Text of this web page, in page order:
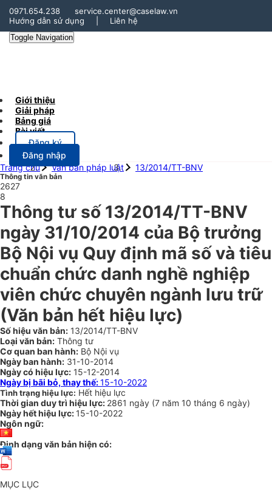
0971.654.238
service.center@caselaw.vn
Hướng dẫn sử dụng
Liên hệ
Toggle Navigation
Giới thiệu
Giải pháp
Bảng giá
Bài viết
Đăng ký
Đăng nhập
Trang chủ
Văn bản pháp luật 13/2014/TT-BNV
Thông tin văn bản
2627
8
Thông tư số 13/2014/TT-BNV
ngày 31/10/2014 của Bộ trưởng
Bộ Nội vụ Quy định mã số và tiêu
chuẩn chức danh nghề nghiệp
viên chức chuyên ngành lưu trữ
(Văn bản hết hiệu lực)
Số hiệu văn bản: 13/2014/TT-BNV
Loại văn bản: Thông tư
Cơ quan ban hành: Bộ Nội vụ
Ngày ban hành: 31-10-2014
Ngày có hiệu lực: 15-12-2014
Ngày bị bãi bỏ, thay thế:15-10-2022
Tình trạng hiệu lực: Hết hiệu lực
Thời gian duy trì hiệu lực: 2861 ngày (7 năm 10 tháng 6 ngày)
Ngày hết hiệu lực: 15-10-2022
Ngôn ngữ:
Định dạng văn bản hiện có:
MỤC LỤC